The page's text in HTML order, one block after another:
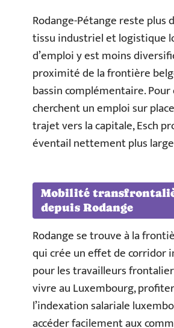
Rodange-Pétange reste plus
tissu industriel et logistique
d’emploi y est moins
proximité de la frontière
bassin complémentaire. Pour
cherchent un emploi sur
trajet vers la capitale, Esch
éventail nettement plus
Mobilité
depuis Rodange
Rodange se trouve à la
qui crée un effet de corridor
pour les travailleurs
vivre au Luxembourg,
l’indexation salariale
accéder facilement aux